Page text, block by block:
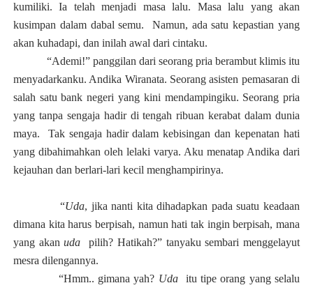
kumiliki. Ia telah menjadi masa lalu. Masa lalu yang akan
kusimpan dalam dabal semu. Namun, ada satu kepastian yang
akan kuhadapi, dan inilah awal dari cintaku.
“Ademi!” panggilan dari seorang pria berambut klimis itu
menyadarkanku. Andika Wiranata. Seorang asisten pemasaran di
salah satu bank negeri yang kini mendampingiku. Seorang pria
yang tanpa sengaja hadir di tengah ribuan kerabat dalam dunia
maya. Tak sengaja hadir dalam kebisingan dan kepenatan hati
yang dibahimahkan oleh lelaki varya. Aku menatap Andika dari
kejauhan dan berlari-lari kecil menghampirinya.
“Uda, jika nanti kita dihadapkan pada suatu keadaan
dimana kita harus berpisah, namun hati tak ingin berpisah, mana
yang akanuda
pilih? Hatikah?” tanyaku sembari menggelayut
mesra dilengannya.
“Hmm.. gimana yah? Udaitu tipe orang yang selalu